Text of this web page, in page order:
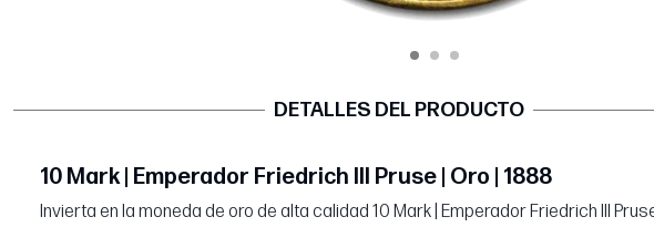
DETALLES DEL PRODUCTO
10 Mark | Emperador Friedrich III Pruse | Oro | 1888
Invierta en la moneda de oro de alta calidad 10 Mark | Emperador Friedrich III